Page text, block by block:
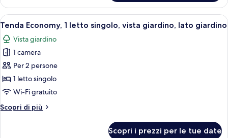
piscina
Deluxe,
letto
king,
vista
piscina
Apri
tutte
le
foto
per
Tenda
Economy,
letto
Tenda Economy, 1 letto singolo,
2
Tenda Economy, 1 letto singolo, vista giardino, lato giardino
Vista giardino
1 camera
Per 2 persone
1 letto singolo
Wi-Fi gratuito
Scopri di più
Altri
Scopri i prezzi per le tue date